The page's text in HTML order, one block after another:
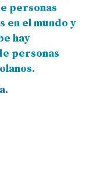
personas
en el mundo y
hay
personas